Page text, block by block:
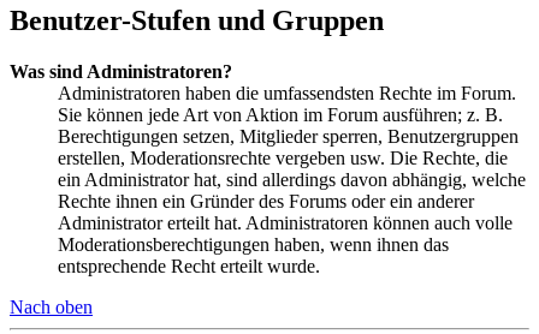
Benutzer-Stufen und Gruppen
Was sind Administratoren?
Administratoren haben die umfassendsten Rechte im Forum.
Sie können jede Art von Aktion im Forum ausführen; z. B.
Berechtigungen setzen, Mitglieder sperren, Benutzergruppen
erstellen, Moderationsrechte vergeben usw. Die Rechte, die
ein Administrator hat, sind allerdings davon abhängig, welche
Rechte ihnen ein Gründer des Forums oder ein anderer
Administrator erteilt hat. Administratoren können auch volle
Moderationsberechtigungen haben, wenn ihnen das
entsprechende Recht erteilt wurde.
Nach oben